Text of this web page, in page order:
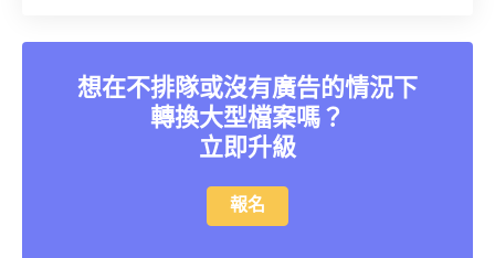
想在不排隊或沒有廣告的情況下
轉換大型檔案嗎？
立即升級
報名